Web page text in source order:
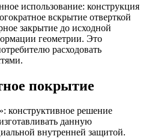
использование: конструкция
вскрытие отверткой
закрытие до исходной
геометрии. Это
расходовать
покрытие
конструктивное решение
данную
внутренней защитой.